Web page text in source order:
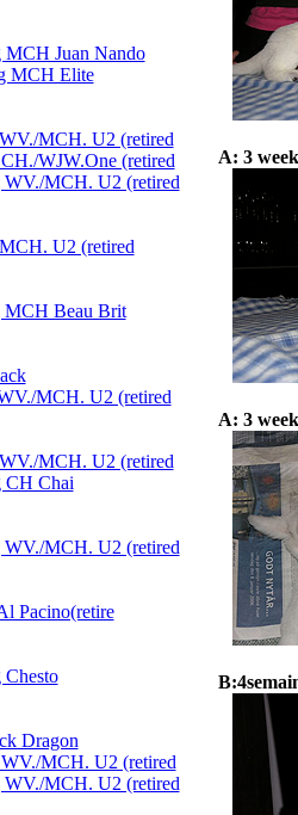
Juan Nando
MCH Elite
MCH. U2 (retired
WJW.One (retired
MCH. U2 (retired
U2 (retired
Beau Brit
MCH. U2 (retired
MCH. U2 (retired
CH Chai
MCH. U2 (retired
Pacino(retire
Dragon
MCH. U2 (retired
MCH. U2 (retired
A: 3
A: 3